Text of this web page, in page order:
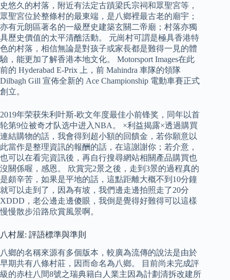
史悠久的村落，附近有法定古蹟梁氏宗祠和眾聖宮等，
眾聖宮位於整條村的最東端，是八鄉裡最古老的廟宇；
亦有元朗區著名的一級歷史建築玄關二帝廟；村落亦獨
具歷史價值的太平清醮活動。 元崗村可謂是極具香港特
色的村落，相信無論是對孩子或家長都是難得一見的體
驗，能更加了解香港本地文化。 Motorsport Images在此
前的 Hyderabad E-Prix 上，前 Mahindra 車隊的領隊
Dilbagh Gill 宣佈全新的 Ace Championship 電動車賽正式
創立。
2019年荣获朱利叶斯-欧文年度最佳小前锋奖，同年以首
轮第9位被奇才队选中进入NBA。 ×利益揭露×透過購買
連結購物的話，我會得到超小額的回饋金，若你願意以
此當作是整理資訊的報酬的話，在這謝謝你；若介意，
也可以在看完資訊後，再自行搜尋網站相關產品購買也
沒關係喔，感恩。 欣賞完2景之後，走到3景的過程真的
是頗辛苦，如果是平地的話，這點距離大概不到10分鐘
就可以走到了，因為有坡，我們邊走邊拍照走了20分
XDDD，老公邊走邊傻眼，我倒是覺得好難得可以這樣
慢慢散步沿路欣賞風景啊。
八村屋: 評語標準與準則
八鄉的名稱來源有多個版本，較廣為流傳的說法是由於
早期共有八條村莊，因而命名為八鄉。 目前尚未完成評
級的赤柱八間8號之瑞典籍白人業主因為計劃清拆改建所